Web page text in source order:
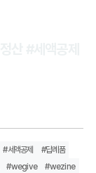
#세액공제
#답례품
#wegive #wezine